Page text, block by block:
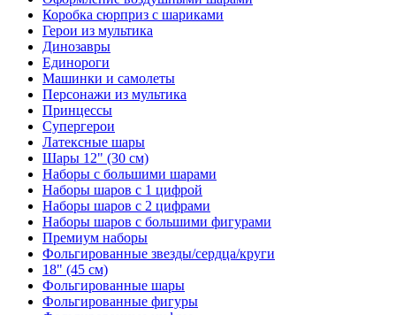
Коробка сюрприз с шариками
Герои из мультика
Динозавры
Единороги
Машинки и самолеты
Персонажи из мультика
Принцессы
Супергерои
Латексные шары
Шары 12" (30 см)
Наборы с большими шарами
Наборы шаров с 1 цифрой
Наборы шаров с 2 цифрами
Наборы шаров с большими фигурами
Премиум наборы
Фольгированные звезды/сердца/круги
18" (45 см)
Фольгированные шары
Фольгированные фигуры